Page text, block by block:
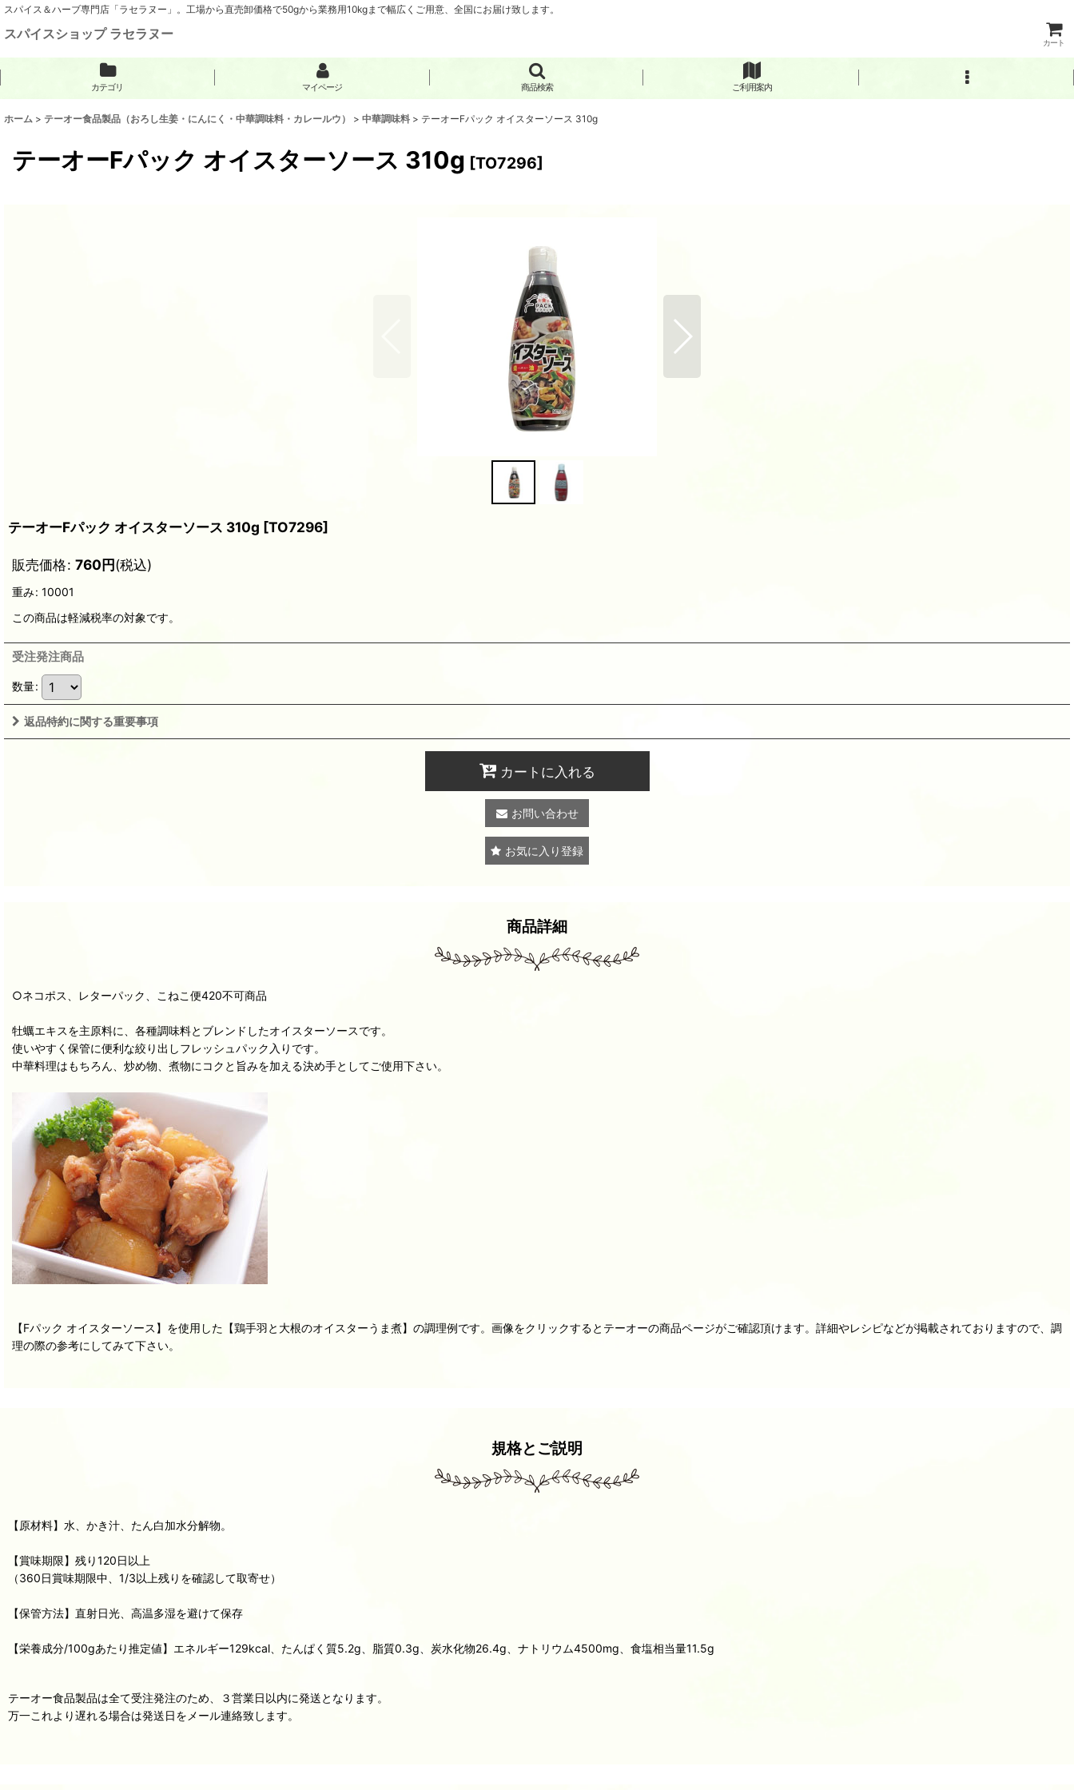
スパイス＆ハーブ専門店「ラセラヌー」。工場から直売卸価格で50gから業務用10kgまで幅広くご用意、全国にお届け致します。
スパイスショップ ラセラヌー
カート
カテゴリ マイページ 商品検索 ご利用案内
ホーム > テーオー食品製品（おろし生姜・にんにく・中華調味料・カレールウ） > 中華調味料 > テーオーFパック オイスターソース 310g
テーオーFパック オイスターソース 310g [TO7296]
テーオーFパック オイスターソース 310g [TO7296]
販売価格: 760円(税込)
重み: 10001
この商品は軽減税率の対象です。
受注発注商品
数量:
返品特約に関する重要事項
カートに入れる
お問い合わせ
お気に入り登録
商品詳細
○ネコポス、レターパック、こねこ便420不可商品
牡蠣エキスを主原料に、各種調味料とブレンドしたオイスターソースです。
使いやすく保管に便利な絞り出しフレッシュパック入りです。
中華料理はもちろん、炒め物、煮物にコクと旨みを加える決め手としてご使用下さい。
【Fパック オイスターソース】を使用した【鶏手羽と大根のオイスターうま煮】の調理例です。画像をクリックするとテーオーの商品ページがご確認頂けます。詳細やレシピなどが掲載されておりますので、調
理の際の参考にしてみて下さい。
規格とご説明
【原材料】水、かき汁、たん白加水分解物。
【賞味期限】残り120日以上
（360日賞味期限中、1/3以上残りを確認して取寄せ）
【保管方法】直射日光、高温多湿を避けて保存
【栄養成分/100gあたり推定値】エネルギー129kcal、たんぱく質5.2g、脂質0.3g、炭水化物26.4g、ナトリウム4500mg、食塩相当量11.5g
テーオー食品製品は全て受注発注のため、３営業日以内に発送となります。
万一これより遅れる場合は発送日をメール連絡致します。